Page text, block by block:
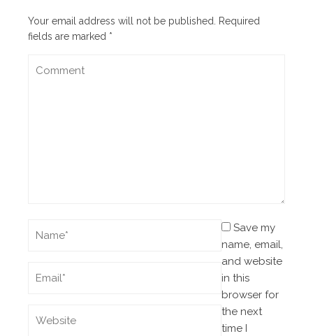
Your email address will not be published.
Required
fields are marked *
Save my
name, email,
and website
in this
browser for
the next
time I